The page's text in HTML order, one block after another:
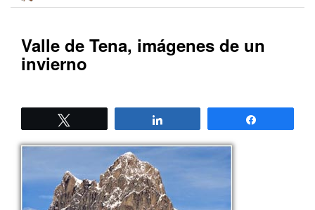
Valle de Tena, imágenes de un
invierno